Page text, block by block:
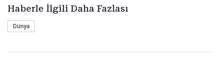
Haberle İlgili Daha Fazlası
Dünya